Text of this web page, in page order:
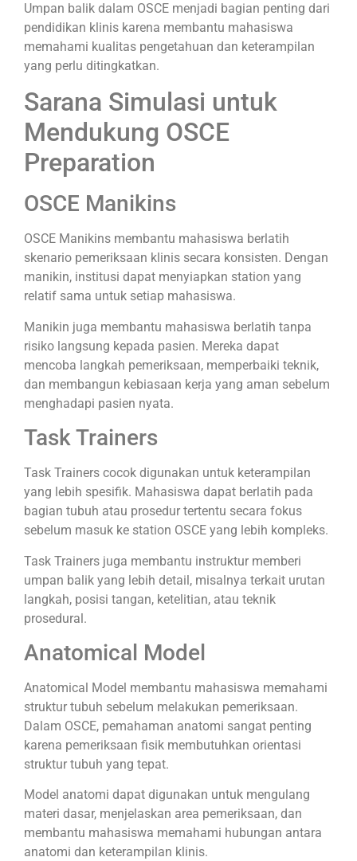
Umpan balik dalam OSCE menjadi bagian penting dari
pendidikan klinis karena membantu mahasiswa
memahami kualitas pengetahuan dan keterampilan
yang perlu ditingkatkan.
Sarana Simulasi untuk
Mendukung OSCE
Preparation
OSCE Manikins
OSCE Manikins membantu mahasiswa berlatih
skenario pemeriksaan klinis secara konsisten. Dengan
manikin, institusi dapat menyiapkan station yang
relatif sama untuk setiap mahasiswa.
Manikin juga membantu mahasiswa berlatih tanpa
risiko langsung kepada pasien. Mereka dapat
mencoba langkah pemeriksaan, memperbaiki teknik,
dan membangun kebiasaan kerja yang aman sebelum
menghadapi pasien nyata.
Task Trainers
Task Trainers cocok digunakan untuk keterampilan
yang lebih spesifik. Mahasiswa dapat berlatih pada
bagian tubuh atau prosedur tertentu secara fokus
sebelum masuk ke station OSCE yang lebih kompleks.
Task Trainers juga membantu instruktur memberi
umpan balik yang lebih detail, misalnya terkait urutan
langkah, posisi tangan, ketelitian, atau teknik
prosedural.
Anatomical Model
Anatomical Model membantu mahasiswa memahami
struktur tubuh sebelum melakukan pemeriksaan.
Dalam OSCE, pemahaman anatomi sangat penting
karena pemeriksaan fisik membutuhkan orientasi
struktur tubuh yang tepat.
Model anatomi dapat digunakan untuk mengulang
materi dasar, menjelaskan area pemeriksaan, dan
membantu mahasiswa memahami hubungan antara
anatomi dan keterampilan klinis.